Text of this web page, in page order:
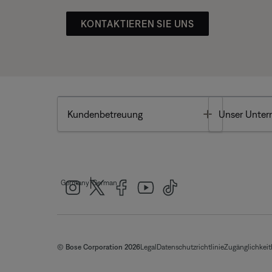
KONTAKTIEREN SIE UNS
Kundenbetreuung Toggle
Unser
Germany|German
© Bose Corporation 2026Legal DatenschutzrichtlinieZugänglichkeit